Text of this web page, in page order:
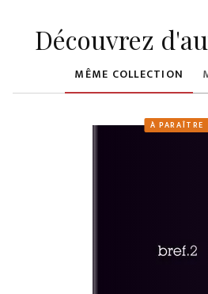
Découvrez
MÊME COLLECTION
À PARAÎTRE